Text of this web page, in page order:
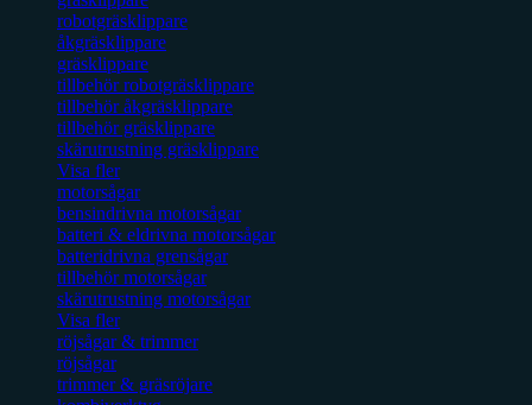
robotgräsklippare
åkgräsklippare
gräsklippare
tillbehör robotgräsklippare
tillbehör åkgräsklippare
tillbehör gräsklippare
skärutrustning gräsklippare
Visa fler
motorsågar
bensindrivna motorsågar
batteri & eldrivna motorsågar
batteridrivna grensågar
tillbehör motorsågar
skärutrustning motorsågar
Visa fler
röjsågar & trimmer
röjsågar
trimmer & gräsröjare